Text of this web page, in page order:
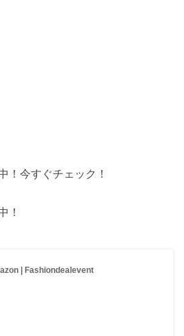
！今すぐチェック！
！
| Fashiondealevent